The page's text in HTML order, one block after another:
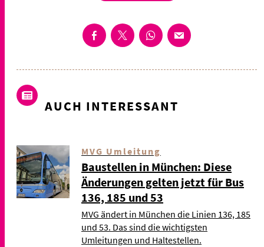
AUCH INTERESSANT
MVG Umleitung
Baustellen in München: Diese
Änderungen gelten jetzt für Bus
136, 185 und 53
MVG ändert in München die Linien 136, 185
und 53. Das sind die wichtigsten
Umleitungen und Haltestellen.